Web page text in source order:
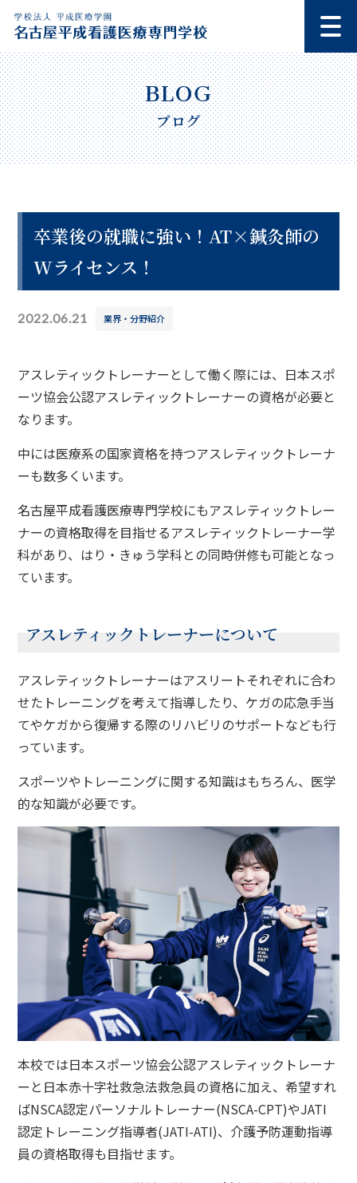
ブログ
卒業後の就職に強い！AT×鍼灸師の
Wライセンス！
2022.06.21 業界・分野紹介
アスレティックトレーナーとして働く際には、日本スポ
ーツ協会公認アスレティックトレーナーの資格が必要と
なります。
中には医療系の国家資格を持つアスレティックトレーナ
ーも数多くいます。
名古屋平成看護医療専門学校にもアスレティックトレー
ナーの資格取得を目指せるアスレティックトレーナー学
科があり、はり・きゅう学科との同時併修も可能となっ
ています。
アスレティックトレーナーについて
アスレティックトレーナーはアスリートそれぞれに合わ
せたトレーニングを考えて指導したり、ケガの応急手当
てやケガから復帰する際のリハビリのサポートなども行
っています。
スポーツやトレーニングに関する知識はもちろん、医学
的な知識が必要です。
本校では日本スポーツ協会公認アスレティックトレーナ
ーと日本赤十字社救急法救急員の資格に加え、希望すれ
ばNSCA認定パーソナルトレーナー(NSCA-CPT)やJATI
認定トレーニング指導者(JATI-ATI)、介護予防運動指導
員の資格取得も目指せます。